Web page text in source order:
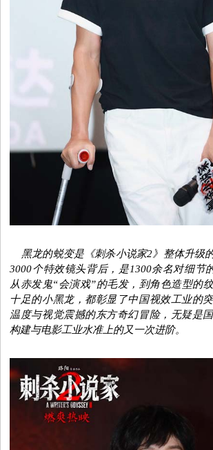
黑龙的蜕变是《刺杀小说家2》整体升级
3000个特效镜头背后，是1300余名对细节
从赤发鬼“会演戏”的毛发，到角色造型的
十足的小黑龙，都彰显 了中国视效工业的
温度与视觉震撼的东方奇幻冒险，无疑是
构建与电影工业水准上的又一次进阶。